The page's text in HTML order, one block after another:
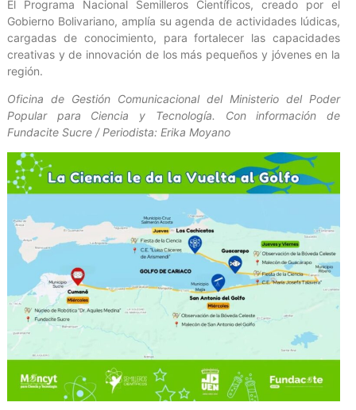
El Programa Nacional Semilleros Científicos, creado por el
Gobierno Bolivariano, amplía su agenda de actividades lúdicas,
cargadas de conocimiento, para fortalecer las capacidades
creativas y de innovación de los más pequeños y jóvenes en la
región.
Oficina de Gestión Comunicacional del Ministerio del Poder
Popular para Ciencia y Tecnología. Con información de
Fundacite Sucre / Periodista: Erika Moyano